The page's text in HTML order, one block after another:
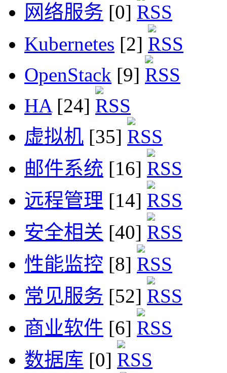
网络服务 [0]
Kubernetes [2]
OpenStack [9]
HA[24]
虚拟机 [35]
邮件系统 [16]
远程管理 [14]
安全相关 [40]
性能监控 [8]
常见服务 [52]
商业软件 [6]
数据库 [0]